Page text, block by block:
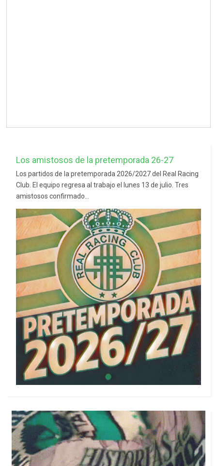
Los amistosos de la pretemporada 26-27
Los partidos de la pretemporada 2026/2027 del Real Racing
Club. El equipo regresa al trabajo el lunes 13 de julio. Tres
amistosos confirmado...